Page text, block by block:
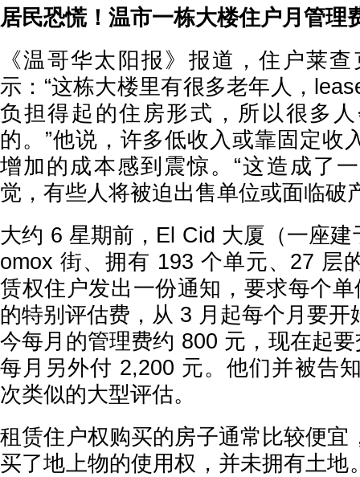
居民恐慌！温市一栋大楼住户月管理
《温哥华太阳报》报道，住户莱
示：“这栋大楼里有很多老年人，
负担得起的住房形式，所以很多
的。”他说，许多低收入或靠固定收
增加的成本感到震惊。“这造成了
觉，有些人将被迫出售单位或面临破
大约 6 星期前，El Cid 大厦（一座
omox 街、拥有 193 个单元、27 层
赁权住户发出一份通知，要求每个
的特别评估费，从 3 月起每个月要开
今每月的管理费约 800 元，现在起
每月另外付 2,200 元。他们并被告
次类似的大型评估。
租赁住户权购买的房子通常比较便宜
买了地上物的使用权，并未拥有土地